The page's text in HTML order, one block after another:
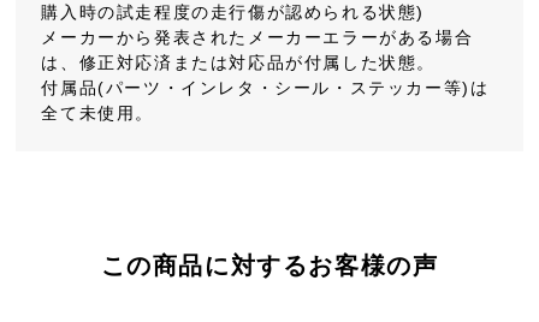
購入時の試走程度の走行傷が認められる状態)
メーカーから発表されたメーカーエラーがある場合
は、修正対応済または対応品が付属した状態。
付属品(パーツ・インレタ・シール・ステッカー等)は
全て未使用。
この商品に対するお客様の声